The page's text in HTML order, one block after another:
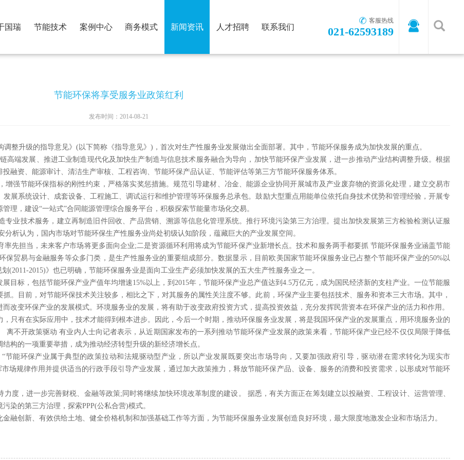
国瑞 节能技术 案例中心 商务模式 新闻资讯 人才招聘 联系我们
客服热线
021-62593189
节能环保将享受服务业政策红利
发布时间：2014-08-21
整升级的指导意见》(以下简称《指导意见》)，首次对生产性服务业发展做出全面部署。其中，节能环保服务成为加快发展的重点。
高端发展、推进工业制造现代化及加快生产制造与信息技术服务融合为导向，加快节能环保产业发展，进一步推动产业结构调整升级。根据
融资、能源审计、清洁生产审核、工程咨询、节能环保产品认证、节能评估等第三方节能环保服务体系。
强节能环保指标的刚性约束，严格落实奖惩措施。规范引导建材、冶金、能源企业协同开展城市及产业废弃物的资源化处理，建立交易市
展系统设计、成套设备、工程施工、调试运行和维护管理等环保服务总承包。鼓励大型重点用能单位依托自身技术优势和管理经验，开展专
理，建设“一站式”合同能源管理综合服务平台，积极探索节能量市场化交易。
业技术服务，建立再制造旧件回收、产品营销、溯源等信息化管理系统。推行环境污染第三方治理。提出加快发展第三方检验检测认证服
析认为，国内市场对节能环保生产性服务业尚处初级认知阶段，蕴藏巨大的产业发展空间。
率先担当，未来客户市场将更多面向企业;二是资源循环利用将成为节能环保产业新增长点。技术和服务两手都要抓 节能环保服务业涵盖节能
贸易与金融服务等众多门类，是生产性服务业的重要组成部分。数据显示，目前欧美国家节能环保服务业已占整个节能环保产业的50%以
(2011-2015)》也已明确，节能环保服务业是面向工业生产必须加快发展的五大生产性服务业之一。
目标，包括节能环保产业产值年均增速15%以上，到2015年，节能环保产业总产值达到4.5万亿元，成为国民经济新的支柱产业。一位节能服
。目前，对节能环保技术关注较多，相比之下，对其服务的属性关注度不够。此前，环保产业主要包括技术、服务和资本三大市场。其中，
改变环保产业的发展模式。环境服务业的发展，将有助于改变政府投资方式，提高投资效益，充分发挥民营资本在环保产业的活力和作用。
只有在实际应用中，技术才能得到根本进步。因此，今后一个时期，推动环保服务业发展，将是我国环保产业的发展重点，用环境服务业的
不开政策驱动 有业内人士向记者表示，从近期国家发布的一系列推动节能环保产业发展的政策来看，节能环保产业已经不仅仅局限于降低
构的一项重要举措，成为推动经济转型升级的新经济增长点。
能环保产业属于典型的政策拉动和法规驱动型产业，所以产业发展既要突出市场导向，又要加强政府引导，驱动潜在需求转化为现实市
场规律作用并提供适当的行政手段引导产业发展，通过加大政策推力，释放节能环保产品、设备、服务的消费和投资需求，以形成对节能环
度，进一步完善财税、金融等政策;同时将继续加快环境改革制度的建设。 据悉，有关方面正在筹划建立以投融资、工程设计、运营管理、
染的第三方治理，探索PPP(公私合营)模式。
融创新、有效供给土地、健全价格机制和加强基础工作等方面，为节能环保服务业发展创造良好环境，最大限度地激发企业和市场活力。